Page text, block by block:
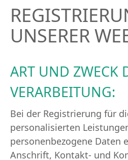
UNSERER
ART UND ZWECK
VERARBEITUNG:
Bei der Registrierung für
personalisierten
personenbezogene Daten
Anschrift, Kontakt- und